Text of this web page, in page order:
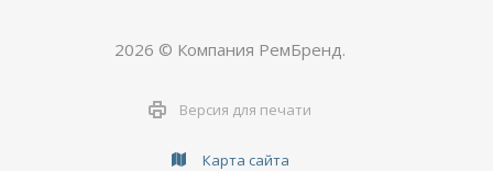
2026 © Компания РемБренд.
Версия для печати
Карта сайта